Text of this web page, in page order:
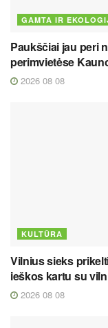
GAMTA IR
Paukščiai jau peri
perimvietėse
2026 08 08
KULTŪRA
Vilnius sieks
ieškos kartu su
2026 08 08